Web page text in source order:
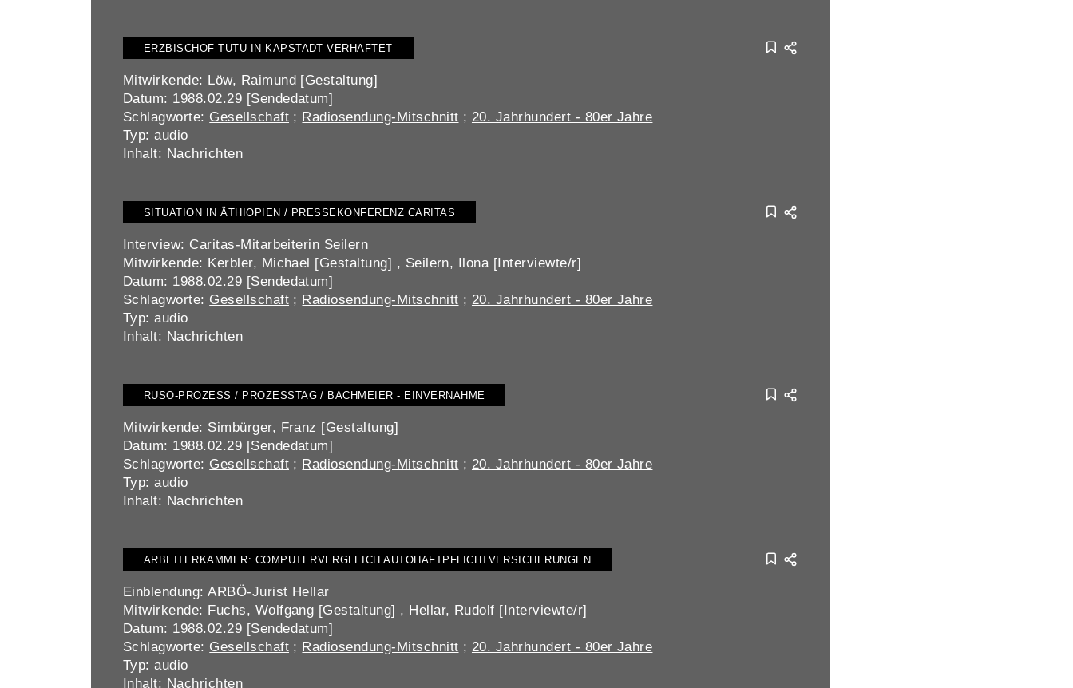
ERZBISCHOF TUTU IN KAPSTADT VERHAFTET
Mitwirkende: Löw, Raimund [Gestaltung]
Datum: 1988.02.29 [Sendedatum]
Schlagworte: Gesellschaft ; Radiosendung-Mitschnitt ; 20. Jahrhundert - 80er Jahre
Typ: audio
Inhalt: Nachrichten
SITUATION IN ÄTHIOPIEN / PRESSEKONFERENZ CARITAS
Interview: Caritas-Mitarbeiterin Seilern
Mitwirkende: Kerbler, Michael [Gestaltung] , Seilern, Ilona [Interviewte/r]
Datum: 1988.02.29 [Sendedatum]
Schlagworte: Gesellschaft ; Radiosendung-Mitschnitt ; 20. Jahrhundert - 80er Jahre
Typ: audio
Inhalt: Nachrichten
RUSO-PROZESS / PROZESSTAG / BACHMEIER - EINVERNAHME
Mitwirkende: Simbürger, Franz [Gestaltung]
Datum: 1988.02.29 [Sendedatum]
Schlagworte: Gesellschaft ; Radiosendung-Mitschnitt ; 20. Jahrhundert - 80er Jahre
Typ: audio
Inhalt: Nachrichten
ARBEITERKAMMER: COMPUTERVERGLEICH AUTOHAFTPFLICHTVERSICHERUNGEN
Einblendung: ARBÖ-Jurist Hellar
Mitwirkende: Fuchs, Wolfgang [Gestaltung] , Hellar, Rudolf [Interviewte/r]
Datum: 1988.02.29 [Sendedatum]
Schlagworte: Gesellschaft ; Radiosendung-Mitschnitt ; 20. Jahrhundert - 80er Jahre
Typ: audio
Inhalt: Nachrichten